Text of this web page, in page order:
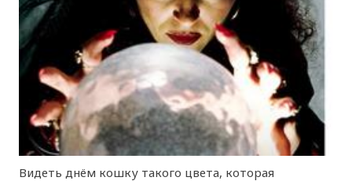
Видеть днём кошку такого цвета, которая